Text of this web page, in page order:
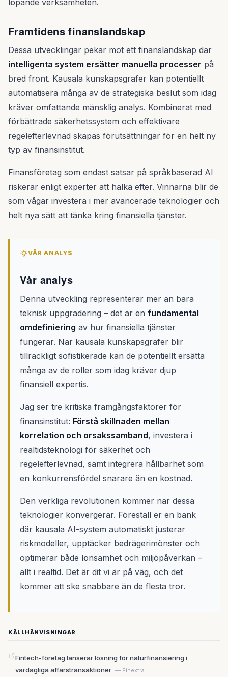
löpande verksamheten.
Framtidens finanslandskap
Dessa utvecklingar pekar mot ett finanslandskap där
intelligenta system ersätter manuella processer på
bred front. Kausala kunskapsgrafer kan potentiellt
automatisera många av de strategiska beslut som idag
kräver omfattande mänsklig analys. Kombinerat med
förbättrade säkerhetssystem och effektivare
regelefterlevnad skapas förutsättningar för en helt ny
typ av finansinstitut.
Finansföretag som endast satsar på språkbaserad AI
riskerar enligt experter att halka efter. Vinnarna blir de
som vågar investera i mer avancerade teknologier och
helt nya sätt att tänka kring finansiella tjänster.
VÅR ANALYS
Vår analys
Denna utveckling representerar mer än bara
teknisk uppgradering – det är en fundamental
omdefiniering av hur finansiella tjänster
fungerar. När kausala kunskapsgrafer blir
tillräckligt sofistikerade kan de potentiellt ersätta
många av de roller som idag kräver djup
finansiell expertis.
Jag ser tre kritiska framgångsfaktorer för
finansinstitut: Förstå skillnaden mellan
korrelation och orsakssamband, investera i
realtidsteknologi för säkerhet och
regelefterlevnad, samt integrera hållbarhet som
en konkurrensfördel snarare än en kostnad.
Den verkliga revolutionen kommer när dessa
teknologier konvergerar. Föreställ er en bank
där kausala AI-system automatiskt justerar
riskmodeller, upptäcker bedrägerimönster och
optimerar både lönsamhet och miljöpåverkan –
allt i realtid. Det är dit vi är på väg, och det
kommer att ske snabbare än de flesta tror.
KÄLLHÄNVISNINGAR
Fintech-företag lanserar lösning för naturfinansiering i
vardagliga affärstransaktioner — Finextra